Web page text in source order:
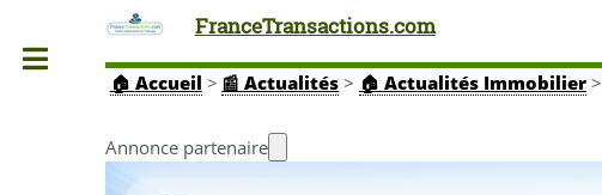
FranceTransactions.com
🏠 Accueil > 📰 Actualités > 🏠 Actualités Immobilier>
Annonce partenaire
Toggle